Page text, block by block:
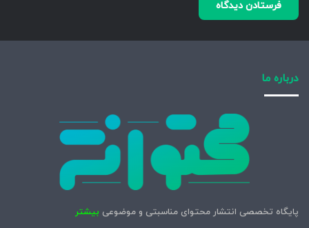
درباره ما
پایگاه تخصصی انتشار محتوای مناسبتی و موضوعی بیشتر